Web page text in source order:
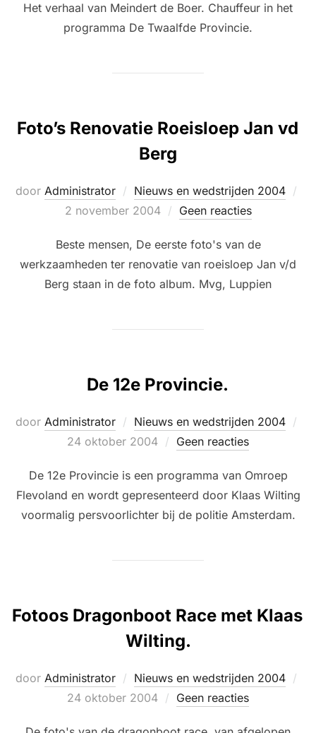
Het verhaal van Meindert de Boer. Chauffeur in het
programma De Twaalfde Provincie.
Foto’s Renovatie Roeisloep Jan vd
Berg
door Administrator Nieuws en wedstrijden 2004
2 november 2004 Geen reacties
Beste mensen, De eerste foto's van de
werkzaamheden ter renovatie van roeisloep Jan v/d
Berg staan in de foto album. Mvg, Luppien
De 12e Provincie.
door Administrator Nieuws en wedstrijden 2004
24 oktober 2004 Geen reacties
De 12e Provincie is een programma van Omroep
Flevoland en wordt gepresenteerd door Klaas Wilting
voormalig persvoorlichter bij de politie Amsterdam.
Fotoos Dragonboot Race met Klaas
Wilting.
door Administrator Nieuws en wedstrijden 2004
24 oktober 2004 Geen reacties